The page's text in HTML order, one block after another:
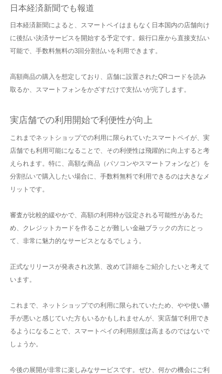
日本経済新聞でも報道
日本経済新聞によると、スマートペイはまもなく日本国内の店舗向け
に後払い決済サービスを開始する予定です。銀行口座から直接支払い
可能で、手数料無料の3回分割払いを利用できます。
高額商品の購入を想定しており、店舗に設置されたQRコードを読み
取るか、スマートフォンをかざすだけで支払いが完了します。
実店舗での利用開始で利便性が向上
これまでネットショップでの利用に限られていたスマートペイが、実
店舗でも利用可能になることで、その利便性は飛躍的に向上すると考
えられます。特に、高額な商品（パソコンやスマートフォンなど）を
分割払いで購入したい場合に、手数料無料で利用できるのは大きなメ
リットです。
審査が比較的緩やかで、高額の利用枠が設定される可能性があるた
め、クレジットカードを作ることが難しい金融ブラックの方にとっ
て、非常に魅力的なサービスとなるでしょう。
正式なリリースが発表され次第、改めて詳細をご紹介したいと考えて
います。
これまで、ネットショップでの利用に限られていたため、やや使い勝
手が悪いと感じていた方もいるかもしれませんが、実店舗で利用でき
るようになることで、スマートペイの利用頻度は高まるのではないで
しょうか。
今後の展開が非常に楽しみなサービスです。ぜひ、何かの機会にご利